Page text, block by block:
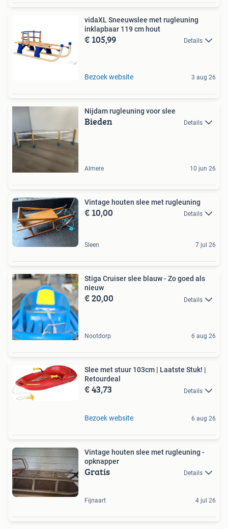
vidaXL Sneeuwslee met rugleuning
inklapbaar 119 cm hout
€ 105,99 Details
Bezoek website 3 aug 26
Nijdam rugleuning voor slee
Bieden Details
Almere 10 jun 26
Vintage houten slee met rugleuning
€ 10,00 Details
Sleen 7 jul 26
Stiga Cruiser slee blauw - Zo goed als
nieuw
€ 20,00 Details
Nootdorp 6 aug 26
Slee met stuur 103cm | Laatste Stuk! |
Retourdeal
€ 43,73 Details
Bezoek website 6 aug 26
Vintage houten slee met rugleuning -
opknapper
Gratis Details
Fijnaart 4 jul 26